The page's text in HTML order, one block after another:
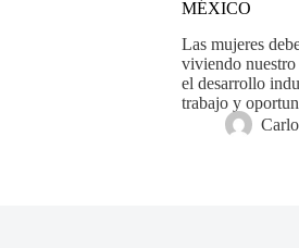
MÉXICO
Las mujeres
viviendo
el desarrollo
trabajo y